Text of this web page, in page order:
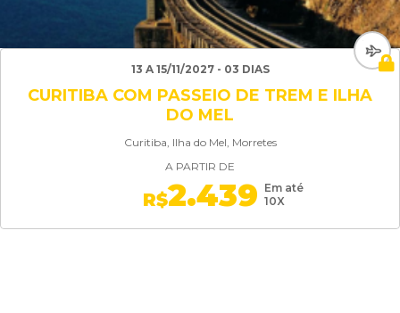
13 A 15/11/2027 - 03 DIAS
CURITIBA COM PASSEIO DE TREM E ILHA
DO MEL
Curitiba, Ilha do Mel, Morretes
A PARTIR DE
R$2.439 Em até
10X